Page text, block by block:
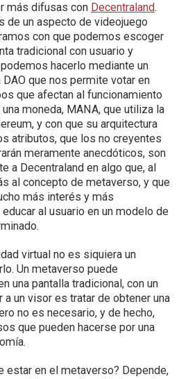
más difusas con Decentraland.
de un aspecto de videojuego
con que podemos escoger
tradicional con usuario y
hacerlo mediante un
que nos permite votar en
que afectan al funcionamiento
moneda, MANA, que utiliza la
y con que su arquitectura
atributos, que los no creyentes
meramente anecdóticos, son
a Decentraland en algo que, al
al concepto de metaverso, y que
más interés y más
al usuario en un modelo de
virtual no es siquiera un
Un metaverso puede
una pantalla tradicional, con un
a un visor es tratar de obtener una
no es necesario, y de hecho,
que pueden hacerse por una
estar en el metaverso? Depende,